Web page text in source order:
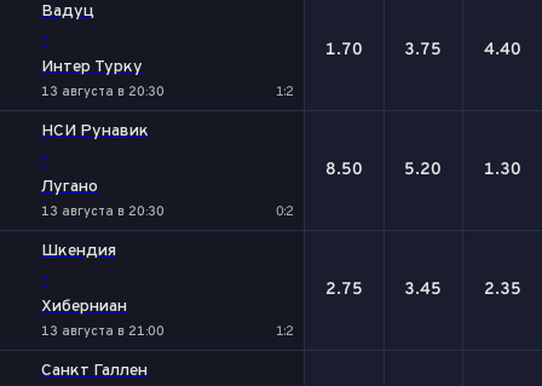
Вадуц
-
Интер Турку
13 августа в 20:30 1:2
1.70 3.75 4.40
НСИ Рунавик
-
Лугано
13 августа в 20:30 0:2
8.50 5.20 1.30
Шкендия
-
Хиберниан
13 августа в 21:00 1:2
2.75 3.45 2.35
Санкт Галлен